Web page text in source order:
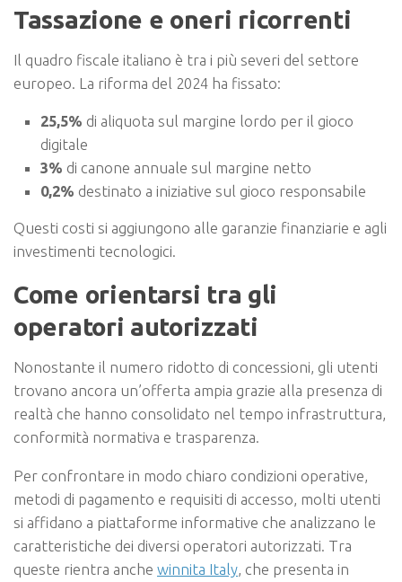
Tassazione e oneri ricorrenti
Il quadro fiscale italiano è tra i più severi del settore
europeo. La riforma del 2024 ha fissato:
25,5% di aliquota sul margine lordo per il gioco
digitale
3% di canone annuale sul margine netto
0,2% destinato a iniziative sul gioco responsabile
Questi costi si aggiungono alle garanzie finanziarie e agli
investimenti tecnologici.
Come orientarsi tra gli
operatori autorizzati
Nonostante il numero ridotto di concessioni, gli utenti
trovano ancora un’offerta ampia grazie alla presenza di
realtà che hanno consolidato nel tempo infrastruttura,
conformità normativa e trasparenza.
Per confrontare in modo chiaro condizioni operative,
metodi di pagamento e requisiti di accesso, molti utenti
si affidano a piattaforme informative che analizzano le
caratteristiche dei diversi operatori autorizzati. Tra
queste rientra anche winnita Italy, che presenta in